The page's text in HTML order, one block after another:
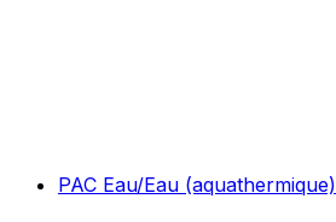
PAC Eau/Eau (aquathermique)